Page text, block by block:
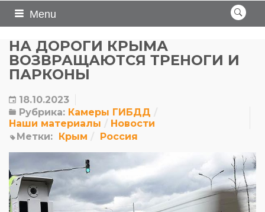
Menu
НА ДОРОГИ КРЫМА
ВОЗВРАЩАЮТСЯ ТРЕНОГИ И
ПАРКОНЫ
18.10.2023
Рубрика: Камеры ГИБДД
Наши материалы
Новости
Метки: Крым Россия